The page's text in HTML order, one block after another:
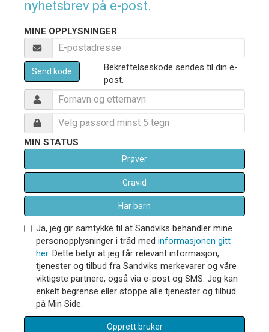
nyhetsbrev på e-post.
MINE OPPLYSNINGER
Send kode
Bekreftelseskode sendes til din e-
post.
MIN STATUS
Prøver
Gravid
Har barn
Ja, jeg gir samtykke til at Sandviks behandler mine
personopplysninger i tråd med informasjonen gitt
her. Dette betyr at jeg får relevant informasjon,
tjenester og tilbud fra Sandviks merkevarer og våre
viktigste partnere, også via e-post og SMS. Jeg kan
enkelt begrense eller stoppe alle tjenester og tilbud
på Min Side.
Opprett bruker